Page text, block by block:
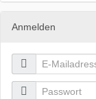
Anmelden
 E-Mailadresse
 Passwort